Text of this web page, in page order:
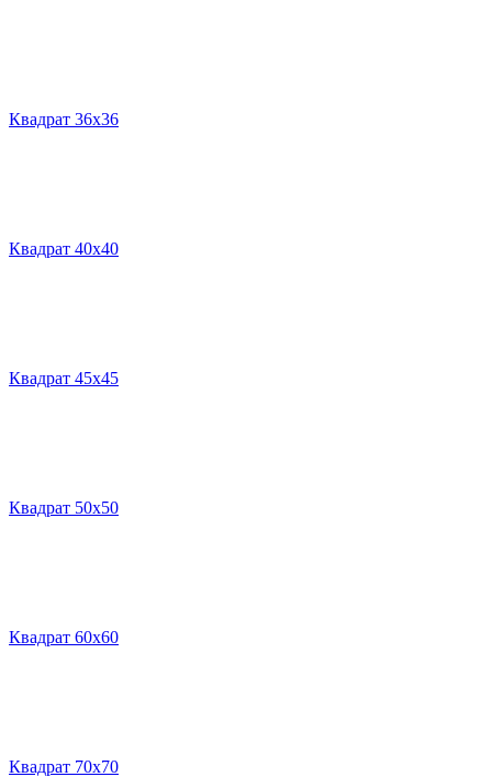
Квадрат 36х36
Квадрат 40х40
Квадрат 45х45
Квадрат 50х50
Квадрат 60х60
Квадрат 70х70